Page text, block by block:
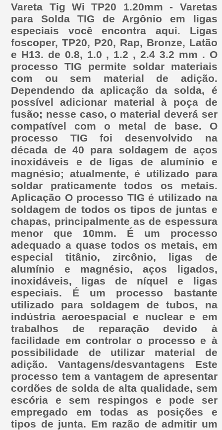
Vareta Tig Wi TP20 1.20mm - Varetas
para Solda TIG de Argônio em ligas
especiais você encontra aqui. Ligas
foscoper, TP20, P20, Rap, Bronze, Latão
e H13. de 0.8, 1.0 , 1.2 , 2.4 3.2 mm . O
processo TIG permite soldar materiais
com ou sem material de adição.
Dependendo da aplicação da solda, é
possível adicionar material à poça de
fusão; nesse caso, o material deverá ser
compatível com o metal de base. O
processo TIG foi desenvolvido na
década de 40 para soldagem de aços
inoxidáveis e de ligas de alumínio e
magnésio; atualmente, é utilizado para
soldar praticamente todos os metais.
Aplicação O processo TIG é utilizado na
soldagem de todos os tipos de juntas e
chapas, principalmente as de espessura
menor que 10mm. É um processo
adequado a quase todos os metais, em
especial titânio, zircônio, ligas de
alumínio e magnésio, aços ligados,
inoxidáveis, ligas de níquel e ligas
especiais. É um processo bastante
utilizado para soldagem de tubos, na
indústria aeroespacial e nuclear e em
trabalhos de reparação devido à
facilidade em controlar o processo e à
possibilidade de utilizar material de
adição. Vantagens/desvantagens Este
processo tem a vantagem de apresentar
cordões de solda de alta qualidade, sem
escória e sem respingos e pode ser
empregado em todas as posições e
tipos de junta. Em razão de admitir um